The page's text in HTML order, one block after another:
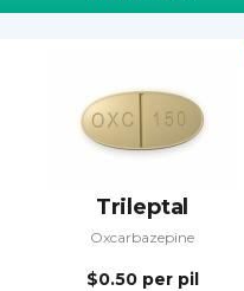
Trileptal
Oxcarbazepine
$0.50 per pil